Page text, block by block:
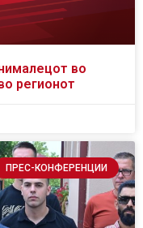
во
регионот
ПРЕС-КОНФЕРЕНЦИИ